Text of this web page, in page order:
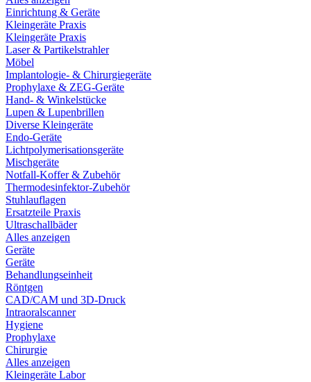
Einrichtung & Geräte
Kleingeräte Praxis
Kleingeräte Praxis
Laser & Partikelstrahler
Möbel
Implantologie- & Chirurgiegeräte
Prophylaxe & ZEG-Geräte
Hand- & Winkelstücke
Lupen & Lupenbrillen
Diverse Kleingeräte
Endo-Geräte
Lichtpolymerisationsgeräte
Mischgeräte
Notfall-Koffer & Zubehör
Thermodesinfektor-Zubehör
Stuhlauflagen
Ersatzteile Praxis
Ultraschallbäder
Alles anzeigen
Geräte
Geräte
Behandlungseinheit
Röntgen
CAD/CAM und 3D-Druck
Intraoralscanner
Hygiene
Prophylaxe
Chirurgie
Alles anzeigen
Kleingeräte Labor